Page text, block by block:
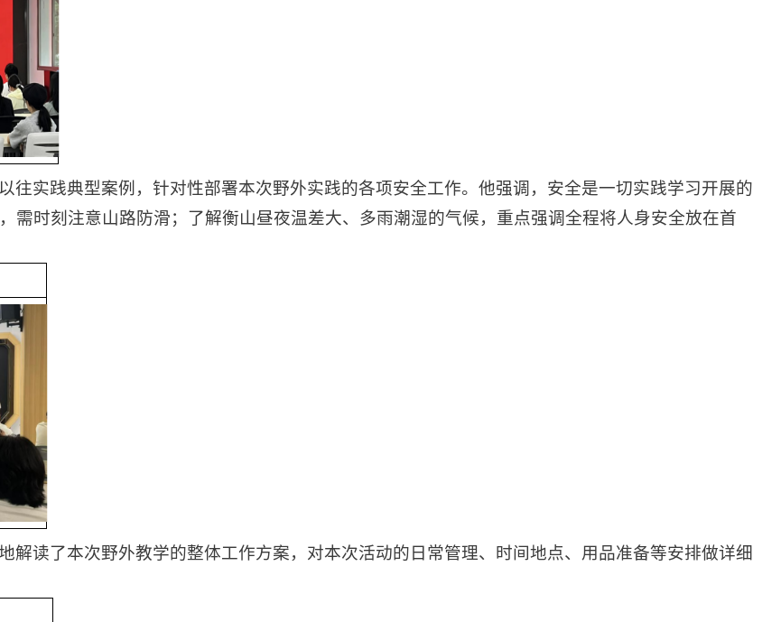
往实践典型案例，针对性部署本次野外实践的各项安全工作。他强调，安全是一切实践学习开展的
需时刻注意山路防滑；了解衡山昼夜温差大、多雨潮湿的气候，重点强调全程将人身安全放在首
解读了本次野外教学的整体工作方案，对本次活动的日常管理、时间地点、用品准备等安排做详细